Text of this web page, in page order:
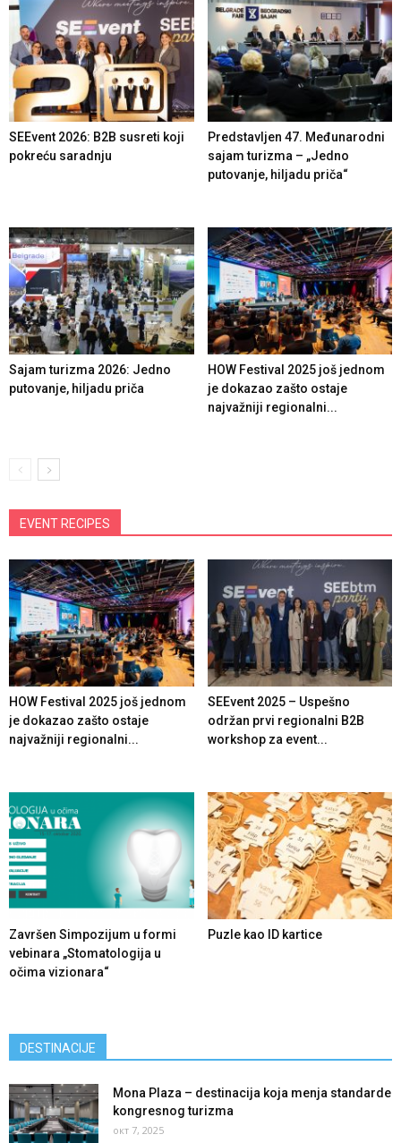
SEEvent 2026: B2B susreti koji
pokreću saradnju
Predstavljen 47. Međunarodni
sajam turizma – „Jedno
putovanje, hiljadu priča“
Sajam turizma 2026: Jedno
putovanje, hiljadu priča
HOW Festival 2025 još jednom
je dokazao zašto ostaje
najvažniji regionalni...
EVENT RECIPES
HOW Festival 2025 još jednom
je dokazao zašto ostaje
najvažniji regionalni...
SEEvent 2025 – Uspešno
održan prvi regionalni B2B
workshop za event...
Završen Simpozijum u formi
vebinara „Stomatologija u
očima vizionara“
Puzle kao ID kartice
DESTINACIJE
Mona Plaza – destinacija koja menja standarde
kongresnog turizma
окт 7, 2025